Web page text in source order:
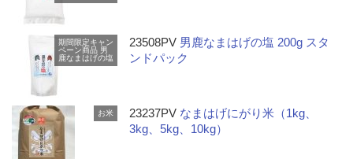
期間限定キャン
ペーン商品 男
鹿なまはげの塩
23508PV 男鹿なまはげの塩 200g スタ
ンドパック
お米 23237PV なまはげにがり米（1kg、
3kg、5kg、10kg）